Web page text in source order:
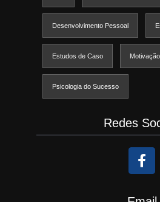
Desenvolvimento Pessoal
Estudos de Caso
Psicologia do Sucesso
Redes